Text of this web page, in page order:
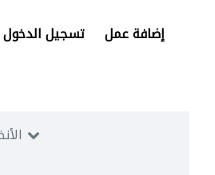
تسجيل الدخول إضافة عمل